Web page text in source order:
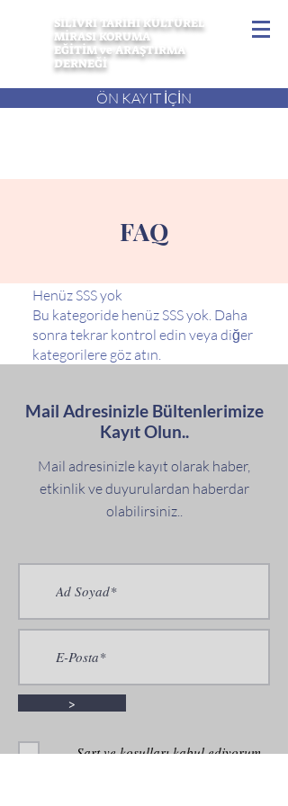
SİLİVRİ TARİHİ KÜLTÜREL
MİRASI KORUMA
EĞİTİM ve ARAŞTIRMA
DERNEĞİ
ÖN KAYIT İÇİN
FAQ
Henüz SSS yok
Bu kategoride henüz SSS yok. Daha
sonra tekrar kontrol edin veya diğer
kategorilere göz atın.
Mail Adresinizle Bültenlerimize
Kayıt Olun..
Mail adresinizle kayıt olarak haber,
etkinlik ve duyurulardan haberdar
olabilirsiniz..
>
Şart ve koşulları kabul ediyorum